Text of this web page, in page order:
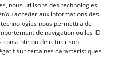
nous utilisons des technologies
ou accéder aux informations des
nous permettra de
de navigation ou les ID
consentir ou de retirer son
sur certaines caractéristiques